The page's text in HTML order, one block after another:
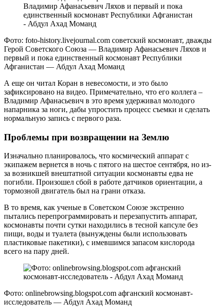
Фото: foto-history.livejournal.com советский космонавт, дважды
Герой Советского Союза — Владимир Афанасьевич Ляхов и
первый и пока единственный космонавт Республики
Афганистан — Абдул Ахад Моманд
А еще он читал Коран в невесомости, и это было
зафиксировано на видео. Примечательно, что его коллега –
Владимир Афанасьевич в это время удерживал молодого
напарника за ноги, дабы упростить процесс съемки и сделать
нормальную запись с первого раза.
Проблемы при возвращении на Землю
Изначально планировалось, что космический аппарат с
экипажем вернется в ночь с пятого на шестое сентября, но из-
за возникшей внештатной ситуации космонавты едва не
погибли. Произошел сбой в работе датчиков ориентации, а
тормозной двигатель был на грани отказа.
В то время, как ученые в Советском Союзе экстренно
пытались перепрограммировать и перезапустить аппарат,
космонавты почти сутки находились в тесной капсуле без
пищи, воды и туалета (вынуждены были использовать
пластиковые пакетики), с имевшимся запасом кислорода
всего на пару дней.
Фото: onlinebrowsing.blogspot.com афганский космонавт-
исследователь — Абдул Ахад Моманд